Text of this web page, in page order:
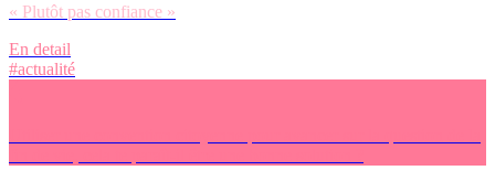
« Plutôt pas confiance »
En detail
#actualité